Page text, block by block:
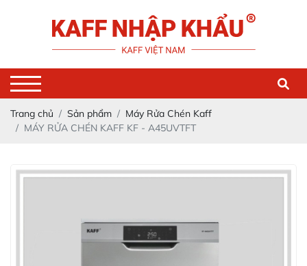
Trang chủ Sản phẩm
Máy Rửa Chén Kaff
MÁY RỬA CHÉN KAFF KF - A45UVTFT